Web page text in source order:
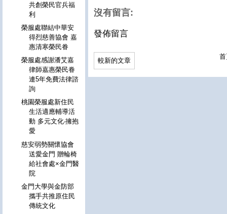
沒有留言:
發佈留言
較新的文章
共創榮民官兵福
利
榮服處聯結中華安
得烈慈善協會 嘉
惠清寒榮民眷
榮服處感謝潘艾嘉
律師嘉惠榮民眷
連5年免費法律諮
詢
桃園榮服處新住民
生活適應輔導活
動 多元文化‧擁抱
愛
慈安弱勢關懷協會
送愛金門 贈輪椅
給社會處×金門醫
院
金門大學與金防部
攜手共推原住民
傳統文化